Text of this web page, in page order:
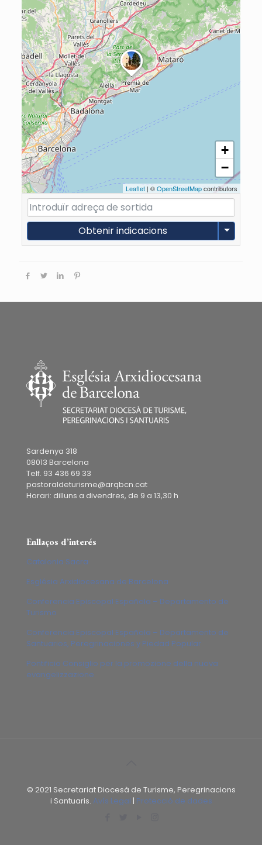
+
−
Leaflet | ©OpenStreetMapcontributors
Obtenir indicacions
Sardenya 318
08013 Barcelona
Telf. 93 436 69 33
pastoraldeturisme@arqbcn.cat
Horari: dilluns a divendres, de 9 a 13,30 h
Enllaços d’interés
Catalonia Sacra
Església Arxidiocesana de Barcelona
Conferencia Episcopal Española – Departamento de
Turismo
Conferencia Episcopal Española – Departamento de
Santuarios, Peregrinaciones y Piedad Popular
Pontificio Consiglio per la promozione della nuova
evangelizzazione
© 2021 Secretariat Diocesà de Turisme, Peregrinacions
i Santuaris. Avís Legal | Protecció de dades